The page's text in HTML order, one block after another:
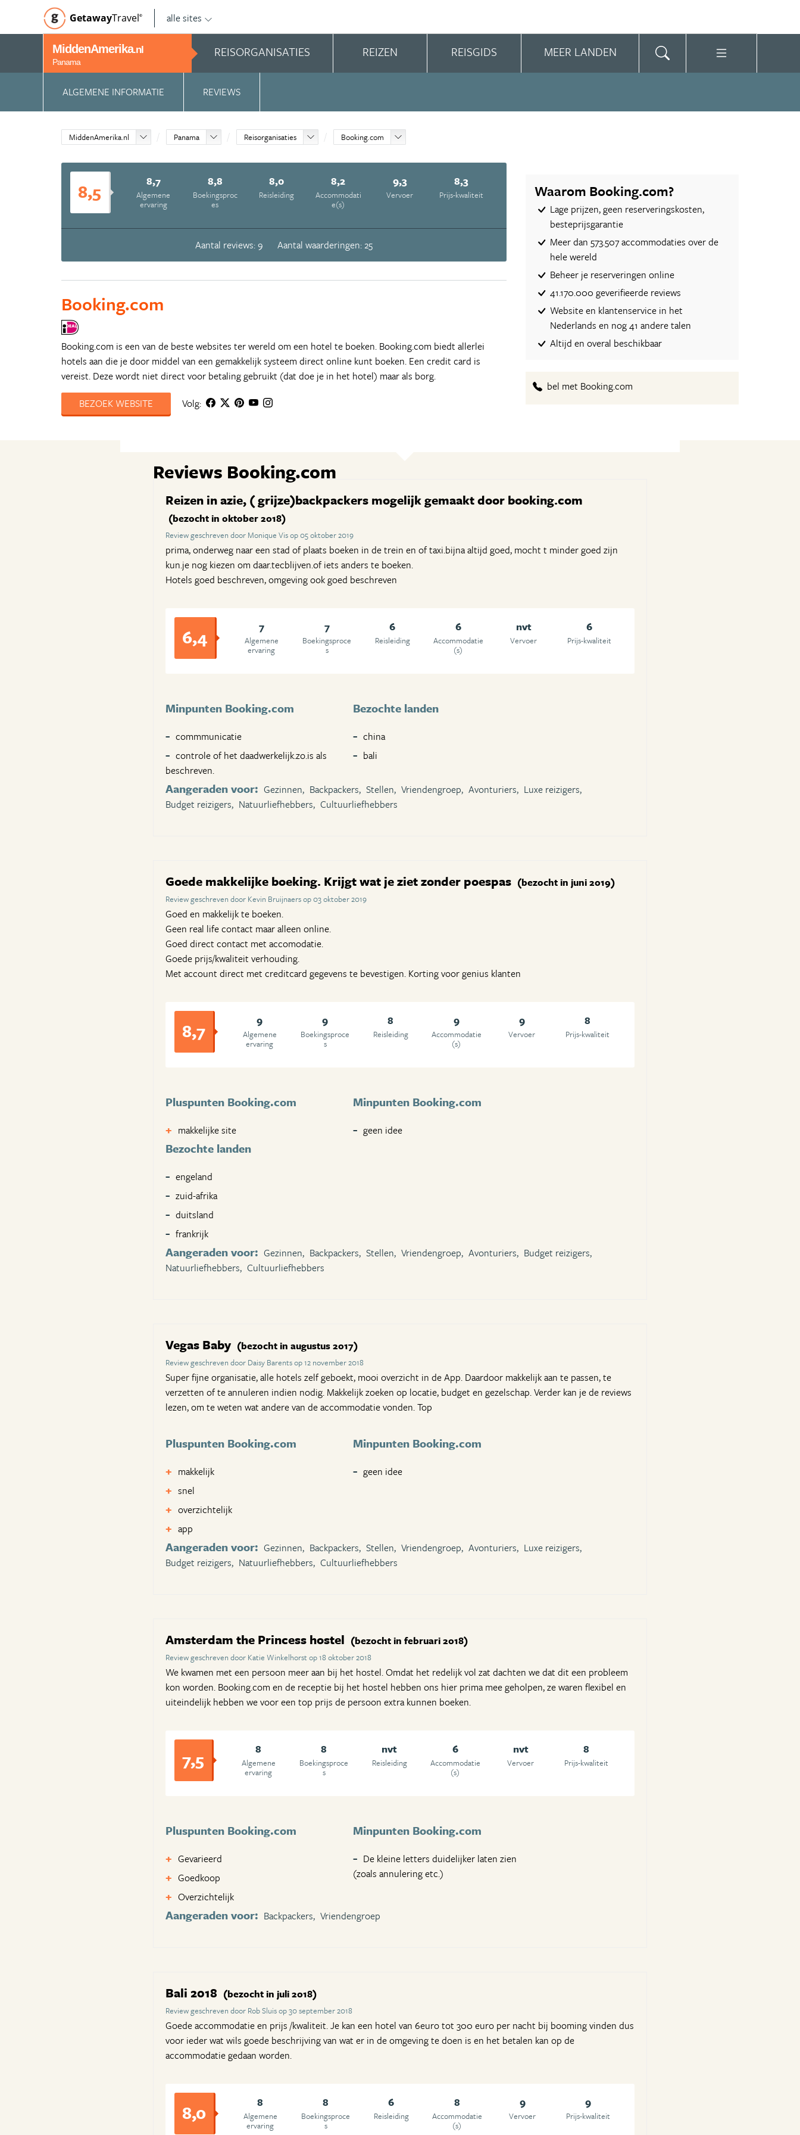
GetawayTravel© alle sites
MiddenAmerika.nl
Panama
REISORGANISATIES REIZEN REISGIDS MEER LANDEN
ALGEMENE INFORMATIE REVIEWS
MiddenAmerika.nl Panama Reisorganisaties Booking.com
8,5 8,7
Algemene
ervaring
8,8
Boekingsproc
es
8,0
Reisleiding
8,2
Accommodati
e(s)
9,3
Vervoer
8,3
Prijs-kwaliteit
Aantal reviews: 9 Aantal waarderingen: 25
Booking.com
Booking.com is een van de beste websites ter wereld om een hotel te boeken. Booking.com biedt allerlei
hotels aan die je door middel van een gemakkelijk systeem direct online kunt boeken. Een credit card is
vereist. Deze wordt niet direct voor betaling gebruikt (dat doe je in het hotel) maar als borg.
BEZOEK WEBSITE
Volg:
Waarom Booking.com?
Lage prijzen, geen reserveringskosten,
besteprijsgarantie
Meer dan 573.507 accommodaties over de
hele wereld
Beheer je reserveringen online
41.170.000 geverifieerde reviews
Website en klantenservice in het
Nederlands en nog 41 andere talen
Altijd en overal beschikbaar
bel met Booking.com
Reviews Booking.com
Reizen in azie, ( grijze)backpackers mogelijk gemaakt door booking.com
(bezocht in oktober 2018)
Review geschreven door Monique Vis op 05 oktober 2019
prima, onderweg naar een stad of plaats boeken in de trein en of taxi.bijna altijd goed, mocht t minder goed zijn
kun.je nog kiezen om daar.tecblijven.of iets anders te boeken.
Hotels goed beschreven, omgeving ook goed beschreven
6,4 7
Algemene
ervaring
7
Boekingsproce
s
6
Reisleiding
6
Accommodatie
(s)
nvt
Vervoer
6
Prijs-kwaliteit
Minpunten Booking.com
commmunicatie
controle of het daadwerkelijk.zo.is als
beschreven.
Bezochte landen
china
bali
Aangeraden voor: Gezinnen, Backpackers, Stellen, Vriendengroep, Avonturiers, Luxe reizigers,
Budget reizigers, Natuurliefhebbers, Cultuurliefhebbers
Goede makkelijke boeking. Krijgt wat je ziet zonder poespas (bezocht in juni 2019)
Review geschreven door Kevin Bruijnaers op 03 oktober 2019
Goed en makkelijk te boeken.
Geen real life contact maar alleen online.
Goed direct contact met accomodatie.
Goede prijs/kwaliteit verhouding.
Met account direct met creditcard gegevens te bevestigen. Korting voor genius klanten
8,7 9
Algemene
ervaring
9
Boekingsproce
s
8
Reisleiding
9
Accommodatie
(s)
9
Vervoer
8
Prijs-kwaliteit
Pluspunten Booking.com
makkelijke site
Minpunten Booking.com
geen idee
Bezochte landen
engeland
zuid-afrika
duitsland
frankrijk
Aangeraden voor: Gezinnen, Backpackers, Stellen, Vriendengroep, Avonturiers, Budget reizigers,
Natuurliefhebbers, Cultuurliefhebbers
Vegas Baby (bezocht in augustus 2017)
Review geschreven door Daisy Barents op 12 november 2018
Super fijne organisatie, alle hotels zelf geboekt, mooi overzicht in de App. Daardoor makkelijk aan te passen, te
verzetten of te annuleren indien nodig. Makkelijk zoeken op locatie, budget en gezelschap. Verder kan je de reviews
lezen, om te weten wat andere van de accommodatie vonden. Top
Pluspunten Booking.com
makkelijk
snel
overzichtelijk
app
Minpunten Booking.com
geen idee
Aangeraden voor: Gezinnen, Backpackers, Stellen, Vriendengroep, Avonturiers, Luxe reizigers,
Budget reizigers, Natuurliefhebbers, Cultuurliefhebbers
Amsterdam the Princess hostel (bezocht in februari 2018)
Review geschreven door Katie Winkelhorst op 18 oktober 2018
We kwamen met een persoon meer aan bij het hostel. Omdat het redelijk vol zat dachten we dat dit een probleem
kon worden. Booking.com en de receptie bij het hostel hebben ons hier prima mee geholpen, ze waren flexibel en
uiteindelijk hebben we voor een top prijs de persoon extra kunnen boeken.
7,5 8
Algemene
ervaring
8
Boekingsproce
s
nvt
Reisleiding
6
Accommodatie
(s)
nvt
Vervoer
8
Prijs-kwaliteit
Pluspunten Booking.com
Gevarieerd
Goedkoop
Overzichtelijk
Minpunten Booking.com
De kleine letters duidelijker laten zien
(zoals annulering etc.)
Aangeraden voor: Backpackers, Vriendengroep
Bali 2018 (bezocht in juli 2018)
Review geschreven door Rob Sluis op 30 september 2018
Goede accommodatie en prijs /kwaliteit. Je kan een hotel van 6euro tot 300 euro per nacht bij booming vinden dus
voor ieder wat wils goede beschrijving van wat er in de omgeving te doen is en het betalen kan op de
accommodatie gedaan worden.
8,0 8
Algemene
ervaring
8
Boekingsproce
s
6
Reisleiding
8
Accommodatie
(s)
9
Vervoer
9
Prijs-kwaliteit